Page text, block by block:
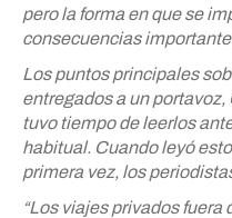
pero la forma en que se
consecuencias
Los puntos principales
entregados a un
tuvo tiempo de leerlos
habitual. Cuando leyó
primera vez, los
“Los viajes privados fuera